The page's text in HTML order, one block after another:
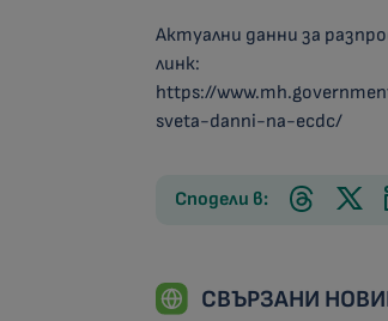
Актуални данни за
линк:
https://
sveta-danni-na-ecdc/
Сподели в:
СВЪРЗАНИ